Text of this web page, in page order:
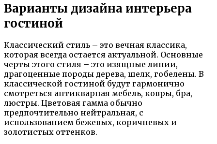
Варианты дизайна интерьера
гостиной
Классический стиль – это вечная классика,
которая всегда остается актуальной. Основные
черты этого стиля – это изящные линии,
драгоценные породы дерева, шелк, гобелены. В
классической гостиной будут гармонично
смотреться антикварная мебель, ковры, бра,
люстры. Цветовая гамма обычно
предпочтительно нейтральная, с
использованием бежевых, коричневых и
золотистых оттенков.